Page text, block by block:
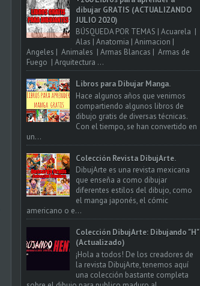
dibujar GRATIS (ACTUALIZANDO
JULIO 2020)
BÚSQUEDA POR TEMAS | Acuarela |
Alas | Anatomia | Animacion |
Angeles | Animales | Armas Blancas | Armas de
Fuego | Arquitectura ...
Libros para Dibujar Manga.
Hace algunos años que venimos
compartiendo algunos libros de
dibujo gratis de diversas técnicas.
Con el tiempo, se han convertido en
un...
Colección Revista DibujArte.
DibujArte es una revista mexicana
que enseña a como dibujar
diferentes estilos del dibujo, como
el manga japonés, el cómic
americano o e...
Colección DibujArte: Dibujando "H"
(Actualizado)
¡Hola a todos! De los creadores de
la revista DibujArte, tenemos aquí
una colección bastante completa